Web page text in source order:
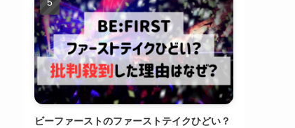
ビーファーストのファーストテイクひどい？